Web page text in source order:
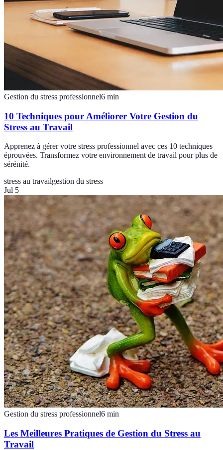
Gestion du stress professionnel6 min
10 Techniques pour Améliorer Votre Gestion du
Stress au Travail
Apprenez à gérer votre stress professionnel avec ces 10 techniques
éprouvées. Transformez votre environnement de travail pour plus de
sérénité.
stress au travailgestion du stress
Jul 5
Gestion du stress professionnel6 min
Les Meilleures Pratiques de Gestion du Stress au
Travail